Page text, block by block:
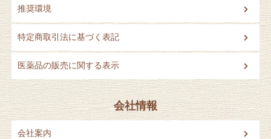
推奨環境
特定商取引法に基づく表記
医薬品の販売に関する表示
会社情報
会社案内